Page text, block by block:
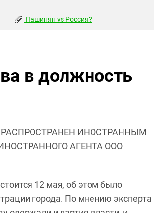
Пашинян vs Россия?
в должность
ИНОСТРАННЫМ
АГЕНТА ООО
12 мая, об этом было
города. По мнению эксперта